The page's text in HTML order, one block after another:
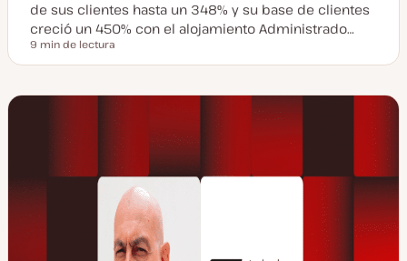
de sus clientes hasta un 348% y su base de clientes
creció un 450% con el alojamiento Administrado…
Tiempo de lectura
9 min de lectura